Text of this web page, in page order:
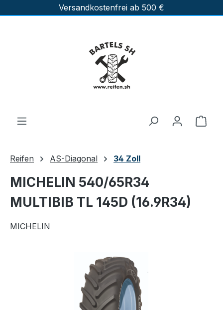
Zum Hauptinhalt springenVersandkostenfrei ab 500 €
Reifen AS-Diagonal 34 Zoll
MICHELIN 540/65R34
MULTIBIB TL 145D (16.9R34)
MICHELIN
Bildergalerie überspringen